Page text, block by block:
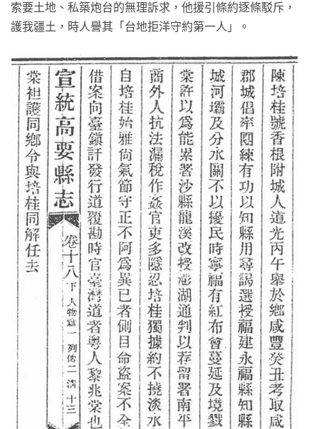
索要土地、私築炮台的無理訴求，他援引條約逐條駁斥，
護我疆土，時人譽其「台地拒洋守約第一人」。